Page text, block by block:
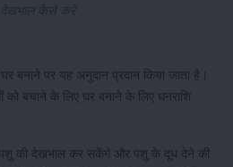
देखभाल कैसे करें
बनाने पर यह अनुदान प्रदान किया जाता है।
बचाने के लिए घर बनाने के लिए धनराशि
की देखभाल कर सकेंगे और पशु के दूध देने की